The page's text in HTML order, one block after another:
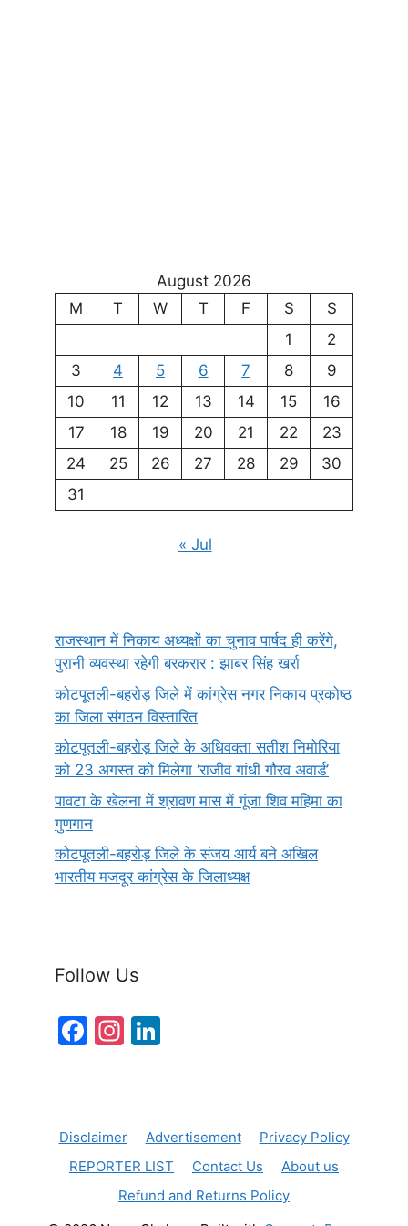
August 2026
M
T W T F S
S
1
2
3
4 5 6 7 8
9
10
11 12 13 14 15
16
17
18 19 20 21 22
23
24
25 26 27 28 29
30
31
« Jul
राजस्थान में निकाय अध्यक्षों का चुनाव पार्षद ही करेंगे,
पुरानी व्यवस्था रहेगी बरकरार : झाबर सिंह खर्रा
कोटपूतली-बहरोड़ जिले में कांग्रेस नगर निकाय प्रकोष्ठ
का जिला संगठन विस्तारित
कोटपूतली-बहरोड़ जिले के अधिवक्ता सतीश निमोरिया
को 23 अगस्त को मिलेगा ‘राजीव गांधी गौरव अवार्ड’
पावटा के खेलना में श्रावण मास में गूंजा शिव महिमा का
गुणगान
कोटपूतली-बहरोड़ जिले के संजय आर्य बने अखिल
भारतीय मजदूर कांग्रेस के जिलाध्यक्ष
Follow Us
F
b
o
In
a
m
dI
n
Disclaimer Advertisement
Privacy Policy
REPORTER LIST
Contact Us
About us
Refund and Returns Policy